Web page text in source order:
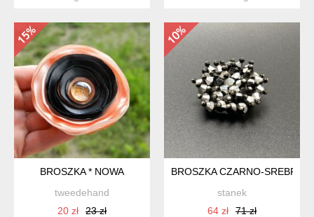
BROSZKA * NOWA
tweedehand
20 zł
23 zł
BROSZKA CZARNO-
stanek
64 zł
71 zł